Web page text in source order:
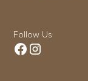
Follow Us